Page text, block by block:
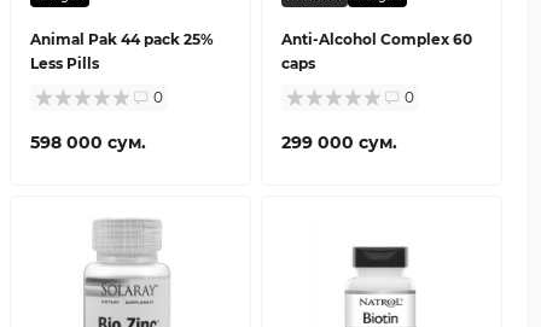
Animal Pak 44 pack 25%
Less Pills
0
598 000 сум.
Anti-Alcohol Complex 60
caps
0
299 000 сум.